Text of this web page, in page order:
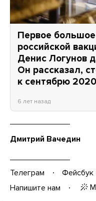
Первое
российской
Денис Логунов
Он рассказал,
к сентябрю
6 лет назад
Дмитрий Вачедин
Телеграм Фейсбук
Напишите нам